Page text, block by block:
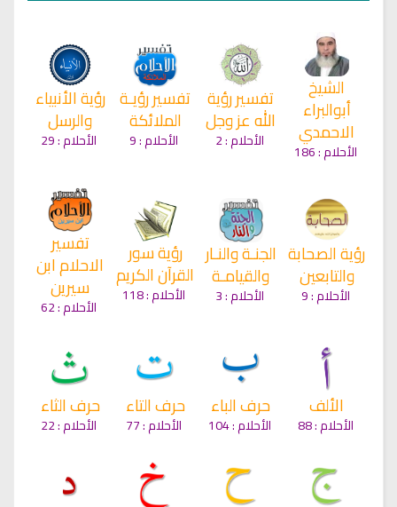
الشيخ
أبوالبراء
الاحمدي
الأحلام :186
تفسير رؤية
الله عز وجل
الأحلام :2
تفسير رؤيـة
الملائكة
الأحلام :9
رؤية الأنبياء
والرسل
الأحلام :29
رؤية الصحابة
والتابعين
الأحلام :9
الجنـة والنـار
والقيامـة
الأحلام :3
رؤية سور
القرآن الكريم
الأحلام :118
تفسير
الاحلام ابن
سيرين
الأحلام :62
الألف
الأحلام :88
حرف الباء
الأحلام :104
حرف التاء
الأحلام :77
حرف الثاء
الأحلام :22